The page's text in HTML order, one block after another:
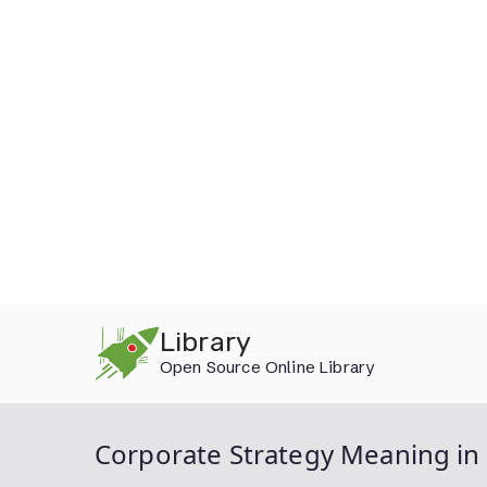
Library
Open Source Online Library
Corporate Strategy Meaning